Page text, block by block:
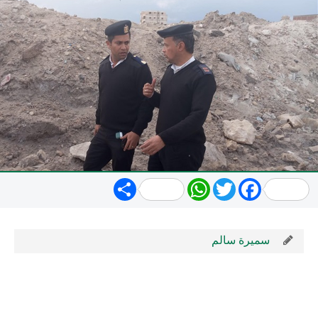
Share WhatsApp
TwitterFacebook
سميرة سالم